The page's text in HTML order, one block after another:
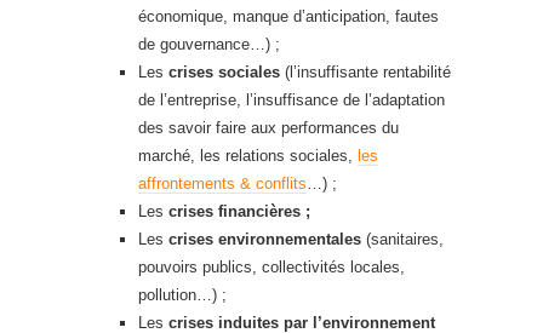
économique, manque d’anticipation, fautes
de gouvernance…) ;
Les crises sociales (l’insuffisante rentabilité
de l’entreprise, l’insuffisance de l’adaptation
des savoir faire aux performances du
marché, les relations sociales, les
affrontements & conflits…) ;
Les crises financières ;
Les crises environnementales (sanitaires,
pouvoirs publics, collectivités locales,
pollution…) ;
Les crises induites par l’environnement